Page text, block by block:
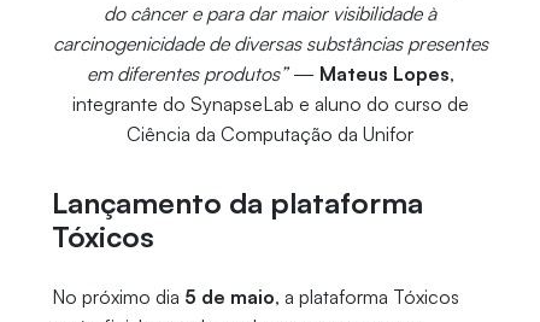
do câncer e para dar maior visibilidade à
carcinogenicidade de diversas substâncias presentes
em diferentes produtos”— Mateus Lopes,
integrante do SynapseLab e aluno do curso de
Ciência da Computação da Unifor
Lançamento da plataforma
Tóxicos
No próximo dia 5 de maio, a plataforma Tóxicos